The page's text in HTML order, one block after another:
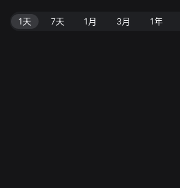
1天 7天 1月 3月 1年